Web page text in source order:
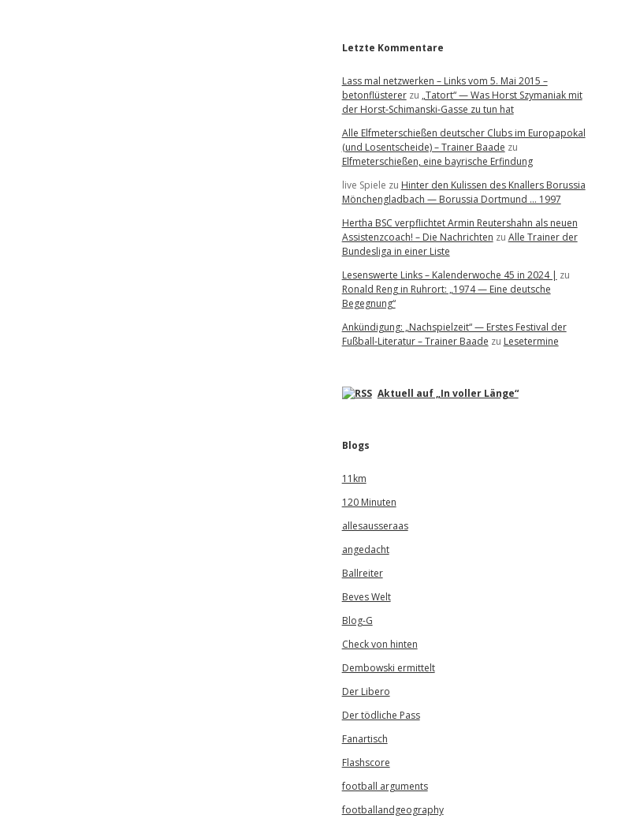
Letzte Kommentare
Lass mal netzwerken – Links vom 5. Mai 2015 –
betonflüstererzu „Tatort“ — Was Horst Szymaniak mit
der Horst-Schimanski-Gasse zu tun hat
Alle Elfmeterschießen deutscher Clubs im Europapokal
(und Losentscheide) – Trainer Baade zu
Elfmeterschießen, eine bayrische Erfindung
live Spiele zu Hinter den Kulissen des Knallers Borussia
Mönchengladbach — Borussia Dortmund … 1997
Hertha BSC verpflichtet Armin Reutershahn als neuen
Assistenzcoach! – Die Nachrichten zu Alle Trainer der
Bundesliga in einer Liste
Lesenswerte Links – Kalenderwoche 45 in 2024 | zu
Ronald Reng in Ruhrort: „1974 — Eine deutsche
Begegnung“
Ankündigung: „Nachspielzeit“ — Erstes Festival der
Fußball-Literatur – Trainer Baade zu Lesetermine
Aktuell auf „In voller Länge“
Blogs
11km
120 Minuten
allesausseraas
angedacht
Ballreiter
Beves Welt
Blog-G
Check von hinten
Dembowski ermittelt
Der Libero
Der tödliche Pass
Fanartisch
Flashscore
football arguments
footballandgeography